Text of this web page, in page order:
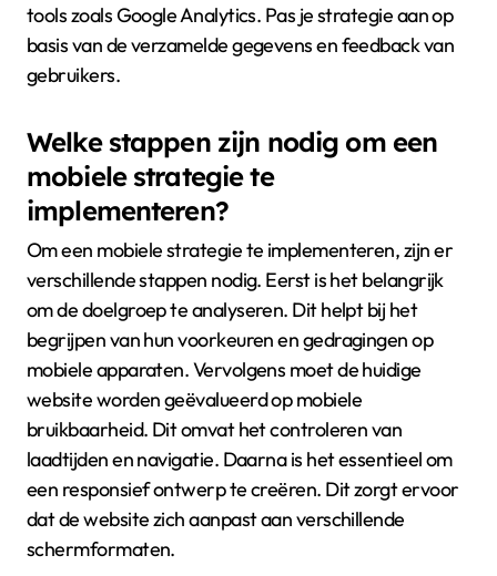
tools zoals Google Analytics. Pas je strategie aan op
basis van de verzamelde gegevens en feedback van
gebruikers.
Welke stappen zijn nodig om een
mobiele strategie te
implementeren?
Om een mobiele strategie te implementeren, zijn er
verschillende stappen nodig. Eerst is het belangrijk
om de doelgroep te analyseren. Dit helpt bij het
begrijpen van hun voorkeuren en gedragingen op
mobiele apparaten. Vervolgens moet de huidige
website worden geëvalueerd op mobiele
bruikbaarheid. Dit omvat het controleren van
laadtijden en navigatie. Daarna is het essentieel om
een responsief ontwerp te creëren. Dit zorgt ervoor
dat de website zich aanpast aan verschillende
schermformaten.